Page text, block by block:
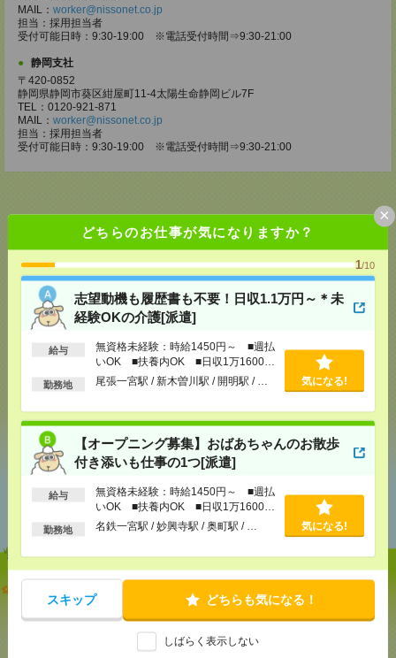
どちらのお仕事が気になりますか？
1/10
志望動機も履歴書も不要！日収1.1万円～＊未
経験OKの介護[派遣]
給与
無資格未経験：時給1450円～ ■週払
いOK ■扶養内OK ■日収1万1600円
以上
勤務地 尾張一宮駅 / 新木曽川駅 / 開明駅 / … 気になる!
【オープニング募集】おばあちゃんのお散歩
付き添いも仕事の1つ[派遣]
給与
無資格未経験：時給1450円～ ■週払
いOK ■扶養内OK ■日収1万1600円
以上
勤務地 名鉄一宮駅 / 妙興寺駅 / 奥町駅 / … 気になる!
スキップ どちらも気になる！
しばらく表示しない
×
MAIL： worker@nissonet.co.jp
担当：採用担当者
受付可能日時：9:30-19:00 ※電話受付時間⇒9:30-21:00
静岡支社
〒420-0852
静岡県静岡市葵区紺屋町11-4太陽生命静岡ビル7F
TEL：0120-921-871
MAIL： worker@nissonet.co.jp
担当：採用担当者
受付可能日時：9:30-19:00 ※電話受付時間⇒9:30-21:00
応募ページへ
気になる！
メールで送る LINE で送る
シェア ツイート ブックマーク
あなたの閲覧履歴からの
おすすめ
志望動機も履歴書も不要！日収1.1万円～＊未経験OK
の介護[派遣]
無資格未経験：時給1450円～ ■週払い
OK ■扶養内OK ■日収1万1600円以上